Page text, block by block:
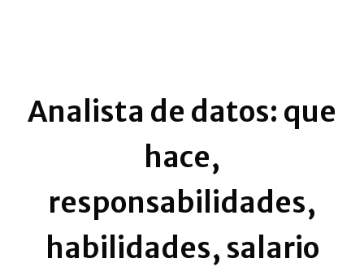
Analista de datos: que
hace,
responsabilidades,
habilidades, salario